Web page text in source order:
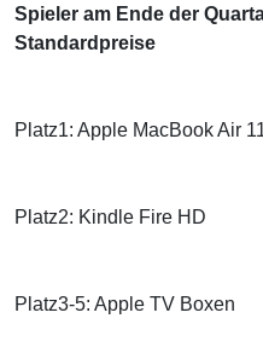
Spieler am Ende der
Standardpreise
Platz1: Apple MacBook Air
Platz2: Kindle Fire HD
Platz3-5: Apple TV Boxen